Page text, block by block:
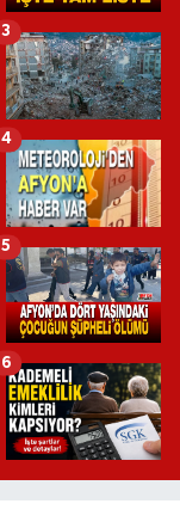
3
4
5
6